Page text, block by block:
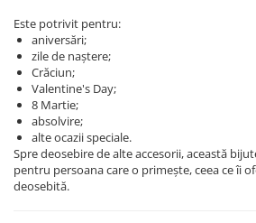
Este potrivit pentru:
aniversări;
zile de naștere;
Crăciun;
Valentine's Day;
8 Martie;
absolvire;
alte ocazii speciale.
Spre deosebire de alte accesorii, această
pentru persoana care o primește, ceea ce îi
deosebită.